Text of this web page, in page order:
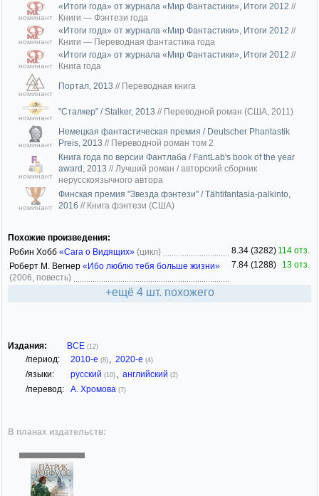
номинант
«Итоги года» от журнала «Мир Фантастики», Итоги 2012 //
Книги — Фэнтези года
номинант
«Итоги года» от журнала «Мир Фантастики», Итоги 2012 //
Книги — Переводная фантастика года
номинант
«Итоги года» от журнала «Мир Фантастики», Итоги 2012 //
Книга года
номинант
Портал, 2013 // Переводная книга
номинант
"Сталкер" / Stalker, 2013 // Переводной роман (США, 2011)
номинант
Немецкая фантастическая премия / Deutscher Phantastik
Preis, 2013 // Переводной роман том 2
номинант
Книга года по версии Фантлаба / FantLab's book of the year
award, 2013 // Лучший роман / авторский сборник
нерусскоязычного автора
номинант
Финская премия "Звезда фэнтези" / Tähtifantasia-palkinto,
2016 // Книга фэнтези (США)
Похожие произведения:
Робин Хобб «Сага о Видящих» (цикл) 8.34 (3282) 114 отз.
Роберт М. Вегнер «Ибо люблю тебя больше жизни»
(2006, повесть)
7.84 (1288) 13 отз.
+ещё 4 шт. похожего
Издания: ВСЕ (12)
/период: 2010-е (8) , 2020-е (4)
/языки: русский (10) , английский (2)
/перевод: А. Хромова (7)
В планах издательств: